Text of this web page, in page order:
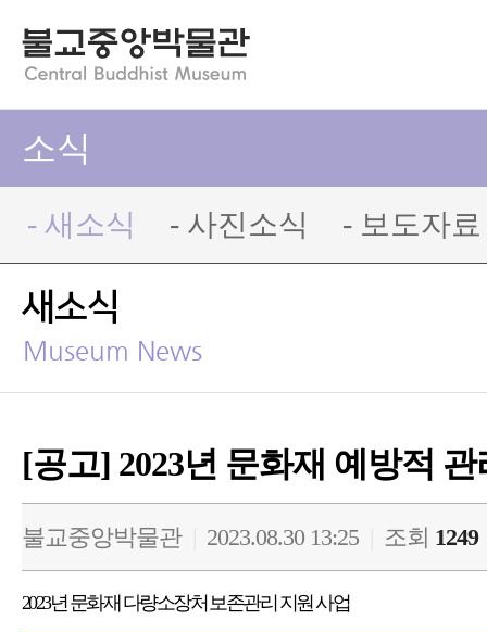
소식
- 새소식 - 사진소식 - 보도자료
새소식
Museum News
[공고] 2023년 문화재 예방적
불교중앙박물관 2023.08.30 13:25 조회 1249
2023년 문화재 다량소장처 보존관리 지원 사업